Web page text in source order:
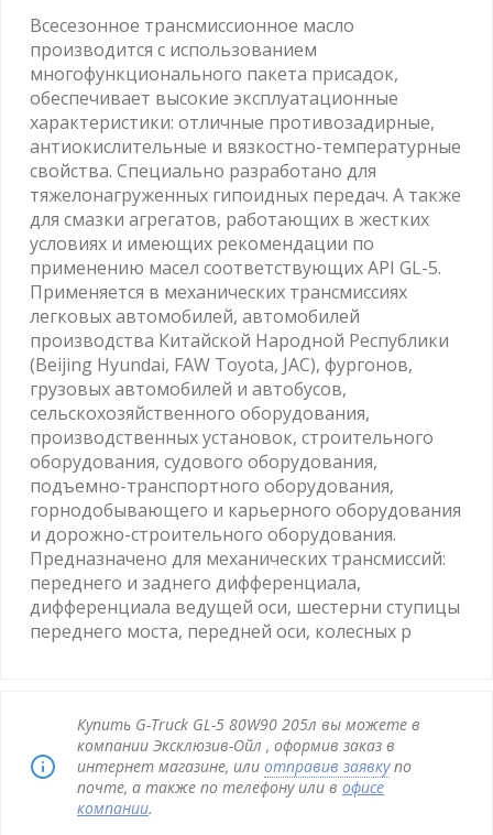
Всесезонное трансмиссионное масло
производится с использованием
многофункционального пакета присадок,
обеспечивает высокие эксплуатационные
характеристики: отличные противозадирные,
антиокислительные и вязкостно-температурные
свойства. Специально разработано для
тяжелонагруженных гипоидных передач. А также
для смазки агрегатов, работающих в жестких
условиях и имеющих рекомендации по
применению масел соответствующих API GL-5.
Применяется в механических трансмиссиях
легковых автомобилей, автомобилей
производства Китайской Народной Республики
(Beijing Hyundai, FAW Toyota, JAC), фургонов,
грузовых автомобилей и автобусов,
сельскохозяйственного оборудования,
производственных установок, строительного
оборудования, судового оборудования,
подъемно-транспортного оборудования,
горнодобывающего и карьерного оборудования
и дорожно-строительного оборудования.
Предназначено для механических трансмиссий:
переднего и заднего дифференциала,
дифференциала ведущей оси, шестерни ступицы
переднего моста, передней оси, колесных р
Купить G-Truck GL-5 80W90 205л вы можете в
компании Эксклюзив-Ойл , оформив заказ в
интернет магазине, или отправив заявкупо
почте, а также по телефону или в офисе
компании.